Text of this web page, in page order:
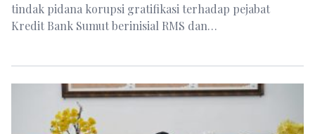
tindak pidana korupsi gratifikasi terhadap pejabat
Kredit Bank Sumut berinisial RMS dan…